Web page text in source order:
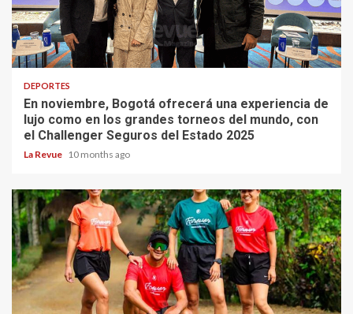
DEPORTES
En noviembre, Bogotá ofrecerá una experiencia de
lujo como en los grandes torneos del mundo, con
el Challenger Seguros del Estado 2025
La Revue 10 months ago